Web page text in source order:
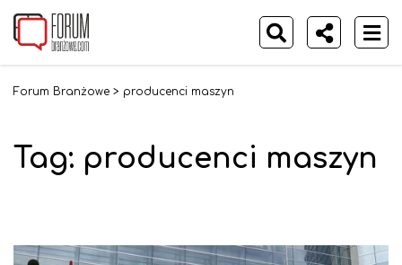
Forum Branżowe > producenci maszyn
Tag: producenci maszyn